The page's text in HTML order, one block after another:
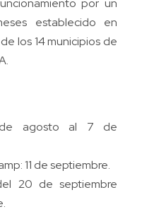
por un
establecido en
los 14 municipios de
agosto al 7 de
11 de septiembre.
20 de septiembre